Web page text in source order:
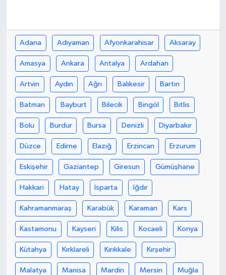
Adana Adıyaman Afyonkarahisar Aksaray
Amasya Ankara Antalya Ardahan
Artvin Aydın Ağrı Balıkesir Bartın
Batman Bayburt Bilecik Bingöl Bitlis
Bolu Burdur Bursa Denizli Diyarbakır
Düzce Edirne Elazığ Erzincan Erzurum
Eskişehir Gaziantep Giresun Gümüşhane
Hakkari Hatay Isparta Iğdır
Kahramanmaraş Karabük Karaman Kars
Kastamonu Kayseri Kilis Kocaeli Konya
Kütahya Kırklareli Kırıkkale Kırşehir
Malatya Manisa Mardin Mersin Muğla